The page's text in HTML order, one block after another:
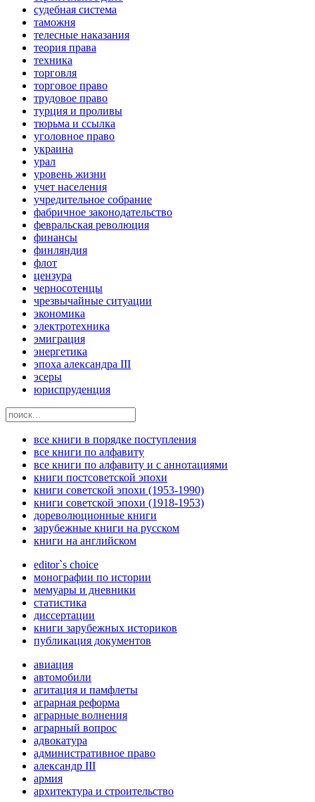
судебная система
таможня
телесные наказания
теория права
техника
торговля
торговое право
трудовое право
турция и проливы
тюрьма и ссылка
уголовное право
украина
урал
уровень жизни
учет населения
учредительное собрание
фабричное законодательство
февральская революция
финансы
финляндия
флот
цензура
черносотенцы
чрезвычайные ситуации
экономика
электротехника
эмиграция
энергетика
эпоха александра III
эсеры
юриспруденция
все книги в порядке поступления
все книги по алфавиту
все книги по алфавиту и с аннотациями
книги постсоветской эпохи
книги советской эпохи (1953-1990)
книги советской эпохи (1918-1953)
дореволюционные книги
зарубежные книги на русском
книги на английском
editor`s choice
монографии по истории
мемуары и дневники
статистика
диссертации
книги зарубежных историков
публикация документов
авиация
автомобили
агитация и памфлеты
аграрная реформа
аграрные волнения
аграрный вопрос
адвокатура
административное право
александр III
армия
архитектура и строительство